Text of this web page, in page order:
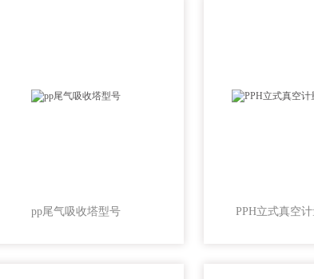
pp尾气吸收塔型号